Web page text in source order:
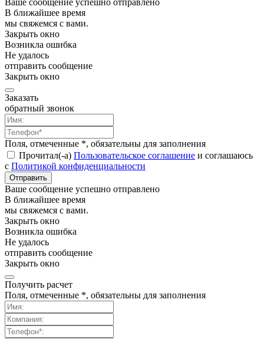
В ближайшее время
мы свяжемся с вами.
Закрыть окно
Возникла ошибка
Не удалось
отправить сообщение
Закрыть окно
Заказать
обратный звонок
Поля, отмеченные *, обязательны для заполнения
Прочитал(-а) Пользовательское соглашение и соглашаюсь
с Политикой конфиденциальности
Отправить
Ваше сообщение успешно отправлено
В ближайшее время
мы свяжемся с вами.
Закрыть окно
Возникла ошибка
Не удалось
отправить сообщение
Закрыть окно
Получить расчет
Поля, отмеченные *, обязательны для заполнения